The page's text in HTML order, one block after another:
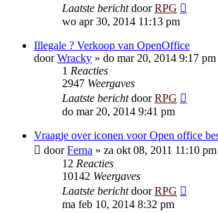
Laatste berichtdoorRPG
wo apr 30, 2014 11:13 pm
Illegale ? Verkoop van OpenOffice
doorWracky » do mar 20, 2014 9:17 pm
1 Reacties
2947 Weergaves
Laatste berichtdoorRPG
do mar 20, 2014 9:41 pm
Vraagje over iconen voor Open office
doorFerna » za okt 08, 2011 11:10 pm
12 Reacties
10142 Weergaves
Laatste berichtdoorRPG
ma feb 10, 2014 8:32 pm